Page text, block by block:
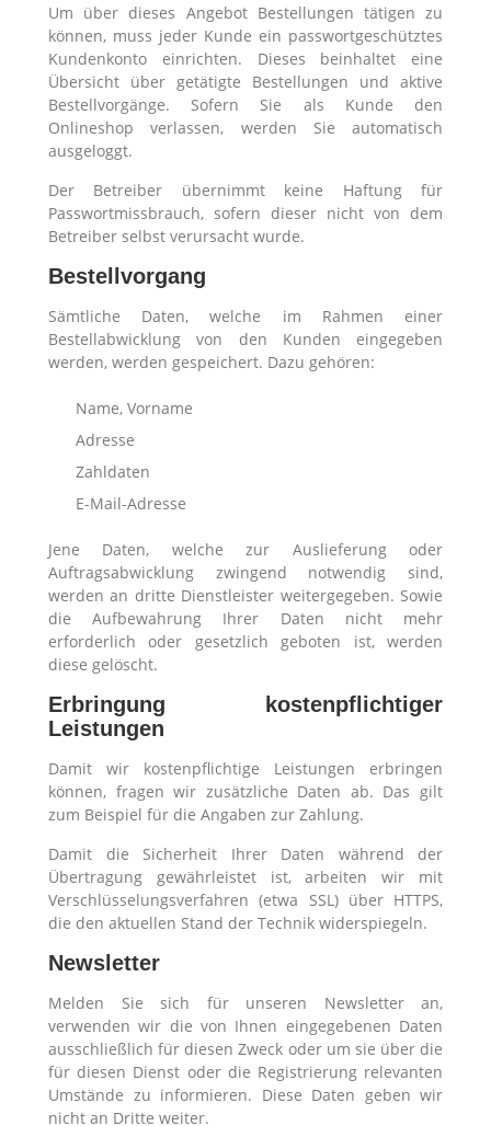
Um über dieses Angebot Bestellungen tätigen zu
können, muss jeder Kunde ein passwortgeschütztes
Kundenkonto einrichten. Dieses beinhaltet eine
Übersicht über getätigte Bestellungen und aktive
Bestellvorgänge. Sofern Sie als Kunde den
Onlineshop verlassen, werden Sie automatisch
ausgeloggt.
Der Betreiber übernimmt keine Haftung für
Passwortmissbrauch, sofern dieser nicht von dem
Betreiber selbst verursacht wurde.
Bestellvorgang
Sämtliche Daten, welche im Rahmen einer
Bestellabwicklung von den Kunden eingegeben
werden, werden gespeichert. Dazu gehören:
Name, Vorname
Adresse
Zahldaten
E-Mail-Adresse
Jene Daten, welche zur Auslieferung oder
Auftragsabwicklung zwingend notwendig sind,
werden an dritte Dienstleister weitergegeben. Sowie
die Aufbewahrung Ihrer Daten nicht mehr
erforderlich oder gesetzlich geboten ist, werden
diese gelöscht.
Erbringung kostenpflichtiger
Leistungen
Damit wir kostenpflichtige Leistungen erbringen
können, fragen wir zusätzliche Daten ab. Das gilt
zum Beispiel für die Angaben zur Zahlung.
Damit die Sicherheit Ihrer Daten während der
Übertragung gewährleistet ist, arbeiten wir mit
Verschlüsselungsverfahren (etwa SSL) über HTTPS,
die den aktuellen Stand der Technik widerspiegeln.
Newsletter
Melden Sie sich für unseren Newsletter an,
verwenden wir die von Ihnen eingegebenen Daten
ausschließlich für diesen Zweck oder um sie über die
für diesen Dienst oder die Registrierung relevanten
Umstände zu informieren. Diese Daten geben wir
nicht an Dritte weiter.